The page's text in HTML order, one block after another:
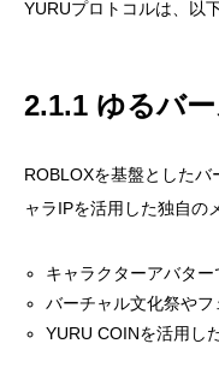
YURUプロトコルは、以
2.1.1 ゆるバ
ROBLOXを基盤とした
ャラIPを活用した独自の
キャラクターアバタ
バーチャル文化祭や
YURU COINを活用し